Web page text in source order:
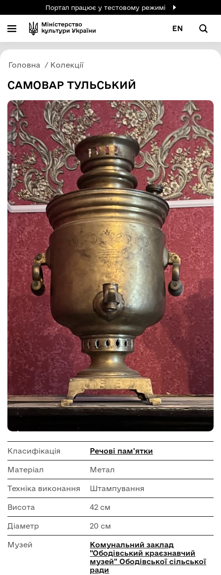
Портал працює у тестовому режимі
EN
Головна Колекції
САМОВАР ТУЛЬСЬКИЙ
Класифікація Речові пам'ятки
Матеріал Метал
Техніка виконання Штампування
Висота 42 см
Діаметр 20 см
Музей
Комунальний заклад
"Ободівський краєзнавчий
музей" Ободівської сільської
ради